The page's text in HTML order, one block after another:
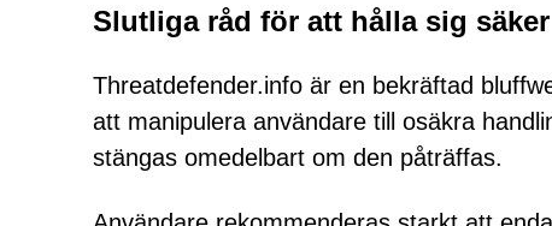
Slutliga råd för att hålla sig
Threatdefender.info är en bekräftad
att manipulera användare till osäkra
stängas omedelbart om den påträffas.